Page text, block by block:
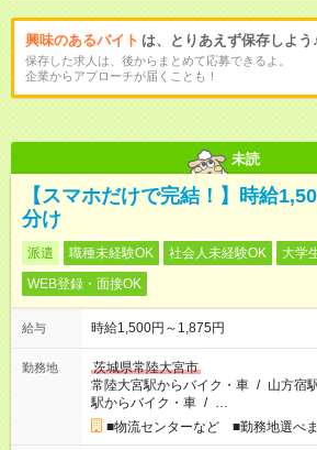
興味のあるバイト は、とりあえず保存しよう
保存した求人は、後からまとめて応募できるよ。
企業からアプローチが届くことも！
未読
【スマホだけで完結！】時給
分け
派遣 職種未経験OK 社会人未経験OK 大学
WEB登録・面接OK
給与 時給1,500円～1,875円
勤務地
茨城県常陸大宮市
常陸大宮駅からバイク・車 / 山方宿
駅からバイク・車 / …
■物流センターなど ■勤務地選べ